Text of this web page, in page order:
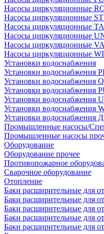
Насосы циркуляционные
Насосы циркуляционные
Насосы циркуляционные
Насосы циркуляционные
Насосы циркуляционные
Насосы циркуляционные
Установки водоснабжения
Установки водоснабжения
Установки водоснабжения
Установки водоснабжения
Установки водоснабжения
Установки водоснабжения
Установки
Промышленные насосы/
Промышленные насосы
Оборудование
Оборудование прочее
Противопожарное
Сварочное оборудование
Отопление
Баки расширительные для
Баки расширительные для
Баки расширительные для
Баки расширительные для
Баки расширительные для